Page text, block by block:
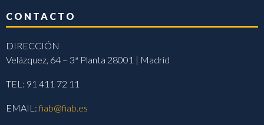
CONTACTO
DIRECCIÓN
Velázquez, 64 – 3ª Planta 28001 | Madrid
TEL: 91 411 72 11
EMAIL:fiab@fiab.es